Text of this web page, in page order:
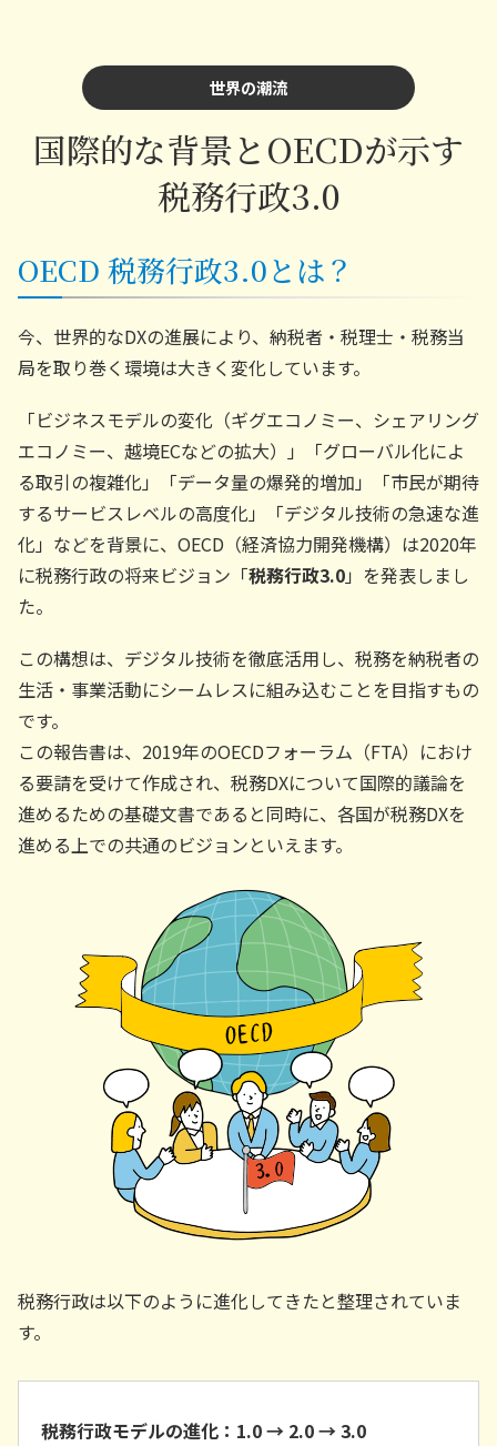
世界の潮流
国際的な背景とOECDが示す
税務行政3.0
OECD 税務行政3.0とは？
今、世界的なDXの進展により、納税者・税理士・税務当
局を取り巻く環境は大きく変化しています。
「ビジネスモデルの変化（ギグエコノミー、シェアリング
エコノミー、越境ECなどの拡大）」「グローバル化によ
る取引の複雑化」「データ量の爆発的増加」「市民が期待
するサービスレベルの高度化」「デジタル技術の急速な進
化」などを背景に、OECD（経済協力開発機構）は2020年
に税務行政の将来ビジョン「税務行政3.0」を発表しまし
た。
この構想は、デジタル技術を徹底活用し、税務を納税者の
生活・事業活動にシームレスに組み込むことを目指すもの
です。
この報告書は、2019年のOECDフォーラム（FTA）におけ
る要請を受けて作成され、税務DXについて国際的議論を
進めるための基礎文書であると同時に、各国が税務DXを
進める上での共通のビジョンといえます。
税務行政は以下のように進化してきたと整理されていま
す。
税務行政モデルの進化：1.0 → 2.0 → 3.0